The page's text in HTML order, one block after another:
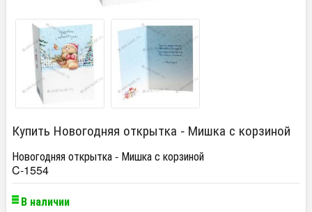
Купить Новогодняя открытка - Мишка с корзиной
Новогодняя открытка - Мишка с корзиной
C-1554
В наличии